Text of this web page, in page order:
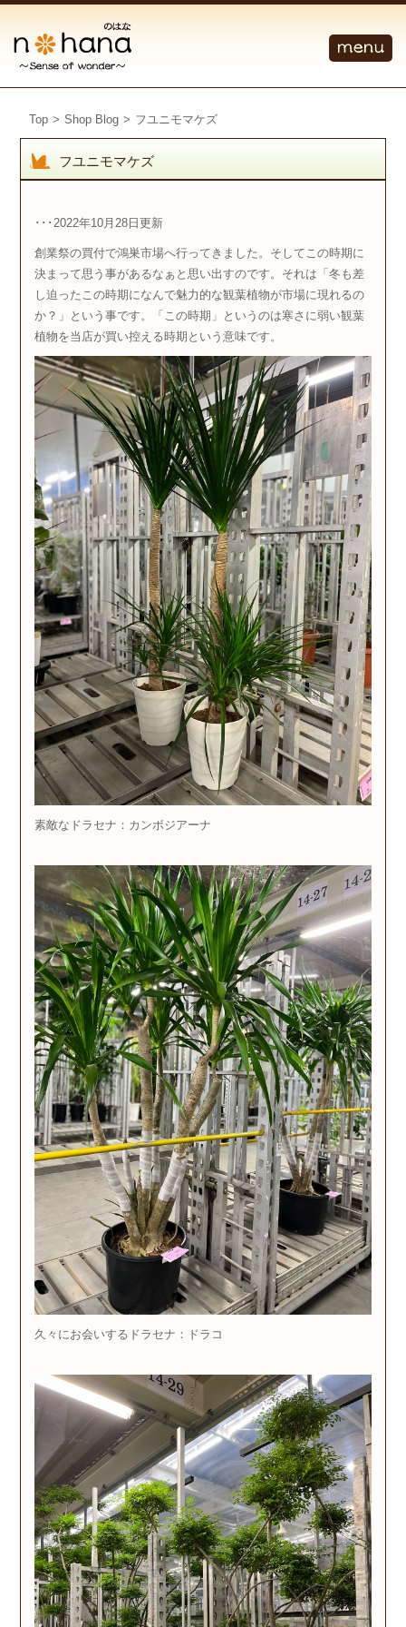
Top > Shop Blog > フユニモマケズ
フユニモマケズ
･･･2022年10月28日更新
創業祭の買付で鴻巣市場へ行ってきました。そしてこの時期に
決まって思う事があるなぁと思い出すのです。それは「冬も差
し迫ったこの時期になんで魅力的な観葉植物が市場に現れるの
か？」という事です。「この時期」というのは寒さに弱い観葉
植物を当店が買い控える時期という意味です。
素敵なドラセナ：カンボジアーナ
久々にお会いするドラセナ：ドラコ